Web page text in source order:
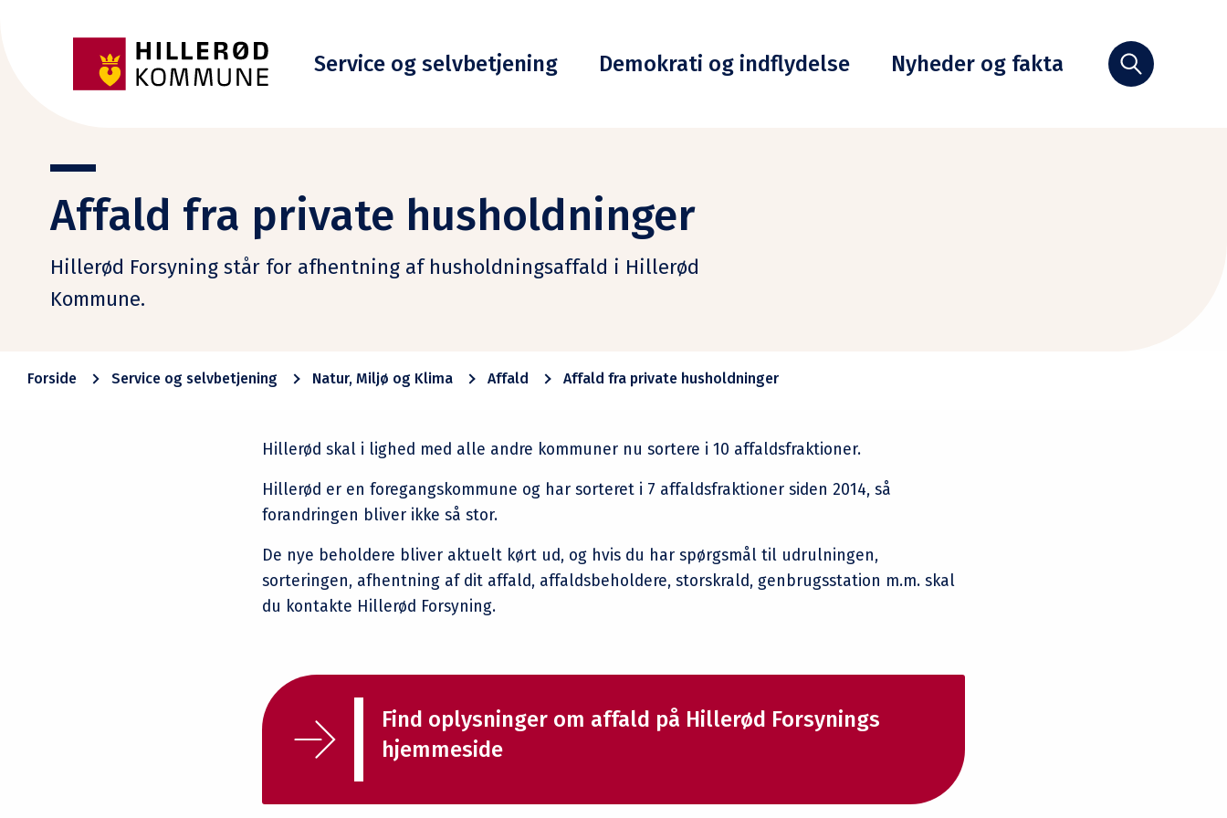
Service og selvbetjening Demokrati og indflydelse Nyheder og fakta Søg
Affald fra private husholdninger
Hillerød Forsyning står for afhentning af husholdningsaffald i Hillerød
Kommune.
Forside Service og selvbetjening Natur, Miljø og Klima Affald Affald fra private husholdninger
Hillerød skal i lighed med alle andre kommuner nu sortere i 10 affaldsfraktioner.
Hillerød er en foregangskommune og har sorteret i 7 affaldsfraktioner siden 2014, så
forandringen bliver ikke så stor.
De nye beholdere bliver aktuelt kørt ud, og hvis du har spørgsmål til udrulningen,
sorteringen, afhentning af dit affald, affaldsbeholdere, storskrald, genbrugsstation m.m. skal
du kontakte Hillerød Forsyning.
Find oplysninger om affald på Hillerød Forsynings
hjemmeside